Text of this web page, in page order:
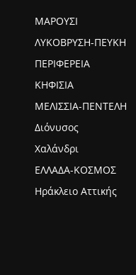
ΜΑΡΟΥΣΙ
ΛΥΚΟΒΡΥΣΗ-ΠΕΥΚΗ
ΠΕΡΙΦΕΡΕΙΑ
ΚΗΦΙΣΙΑ
ΜΕΛΙΣΣΙΑ-ΠΕΝΤΕΛΗ
Διόνυσος
Χαλάνδρι
ΕΛΛΑΔΑ-ΚΟΣΜΟΣ
Ηράκλειο Αττικής